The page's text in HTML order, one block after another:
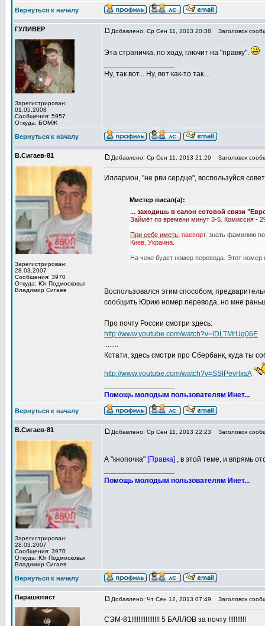
Вернуться к началу
ГУЛИВЕР
Зарегистрирован:
01.05.2008
Сообщения: 5957
Откуда: БОМЖ
Добавлено: Ср Сен 11, 2013 20:38 Заголовок
Эта страничка, по ходу, глючит на "правку".
Ну, так вот... Ну, вот как-то так...
Вернуться к началу
В.Сигаев-81
Зарегистрирован:
28.03.2007
Сообщения: 3970
Откуда: Юг Подмосковья
Владимир Сигаев
Добавлено: Ср Сен 11, 2013 21:29 Заголовок
Илларион, "не рви сердце", воспользуйся
Мистер писал(а):
... заходишь в салон сотовой связи
Займёт по времени минут 3-5. Комиссия -
При себе иметь: паспорт, знать фамилию
Киев, Украина
На чеке будет номер перевода. Этот
Воспользовался этим способом,
сообщить Юрию номер перевода, но мне
Про почту России смотри здесь:
http://www.youtube.com/watch?v=lDLTMrUg06E
........
Кстати, здесь смотри про Сбербанк, куда ты
http://www.youtube.com/watch?v=SSlPevrlxsA
Помощь молодым пользователям Инет...
Вернуться к началу
В.Сигаев-81
Зарегистрирован:
28.03.2007
Сообщения: 3970
Откуда: Юг Подмосковья
Владимир Сигаев
Добавлено: Ср Сен 11, 2013 22:23 Заголовок
А "кнопочка" [Правка] , в этой теме, и впрямь
Помощь молодым пользователям Инет...
Вернуться к началу
Парашютист Добавлено: Чт Сен 12, 2013 07:49 Заголовок
СЭМ-81!!!!!!!!!!!!!!!! 5 БАЛЛОВ за почту !!!!!!!!!!